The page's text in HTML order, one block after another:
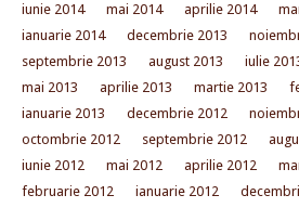
iunie 2014
mai 2014 aprilie 2014
ianuarie 2014
decembrie 2013
septembrie 2013
august 2013 iulie
mai 2013
aprilie 2013 martie 2013
ianuarie 2013
decembrie 2012
octombrie 2012
septembrie 2012
iunie 2012
mai 2012 aprilie 2012
februarie 2012
ianuarie 2012